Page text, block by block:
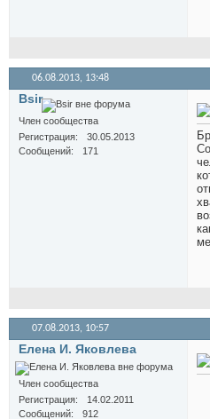
06.08.2013, 13:48
Bsir
Член сообщества
Регистрация
30.05.2013
Сообщений
171
07.08.2013, 10:57
Елена И. Яковлева
Член сообщества
Регистрация
14.02.2011
Сообщений
912